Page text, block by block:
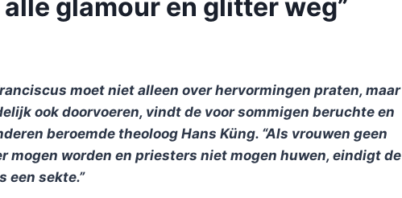
glamour en glitter weg”
moet niet alleen over hervormingen praten, maar
ook doorvoeren, vindt de voor sommigen beruchte en
beroemde theoloog Hans Küng. “Als vrouwen geen
mogen worden en priesters niet mogen huwen, eindigt de
een sekte.”